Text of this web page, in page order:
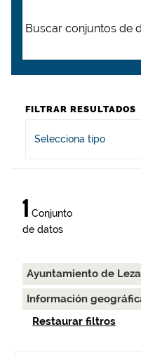
FILTRAR RESULTADOS
Selecciona tipo
1 Conjunto
de datos
Ayuntamiento de
Información
Restaurar filtros